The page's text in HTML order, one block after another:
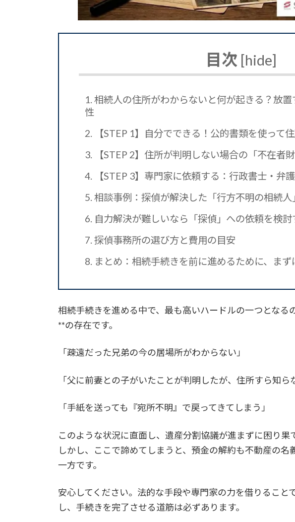
目次 [hide]
1. 相続人の住所がわからないと何が起きる？放
性
2. 【STEP 1】自分でできる！公的書類を使って
3. 【STEP 2】住所が判明しない場合の「不在者
4. 【STEP 3】専門家に依頼する：行政書士・弁
5. 相談事例：探偵が解決した「行方不明の相続人
6. 自力解決が難しいなら「探偵」への依頼を検討
7. 探偵事務所の選び方と費用の目安
8. まとめ：相続手続きを前に進めるために、ま
相続手続きを進める中で、最も高いハードルの一つとなる
**の存在です。
「疎遠だった兄弟の今の居場所がわからない」
「父に前妻との子がいたことが判明したが、住所すら知ら
「手紙を送っても『宛所不明』で戻ってきてしまう」
このような状況に直面し、遺産分割協議が進まずに困り果
しかし、ここで諦めてしまうと、預金の解約も不動産の名
一方です。
安心してください。法的な手段や専門家の力を借りること
し、手続きを完了させる道筋は必ずあります。